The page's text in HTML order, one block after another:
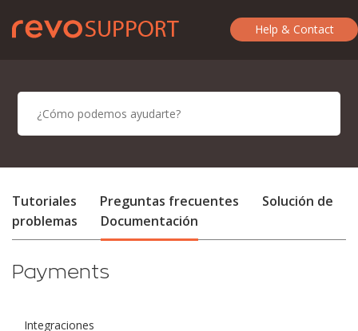
Help & Contact
Tutoriales Preguntas frecuentes
Solución de
problemas
Documentación
Payments
Integraciones